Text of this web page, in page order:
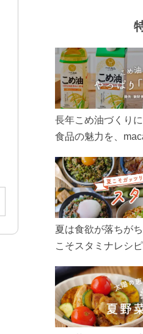
長年こめ油づくり
食品の魅力を、
ん、製造現場や品
こめ油をもっと好
ぜひお楽しみくだ
夏は食欲が落ちが
こそスタミナレシ
リ食べて、夏バテ
う！